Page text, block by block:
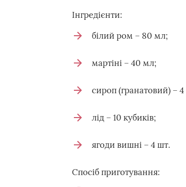
Інгредієнти:
білий ром – 80 мл;
мартіні – 40 мл;
сироп (гранатовий) –
лід – 10 кубиків;
ягоди вишні – 4 шт.
Спосіб приготування: